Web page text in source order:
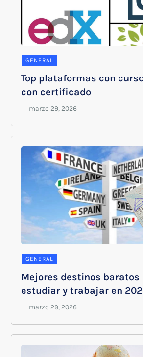
GENERAL
Top plataformas con
con certificado
GENERAL
Mejores destinos baratos
estudiar y trabajar en